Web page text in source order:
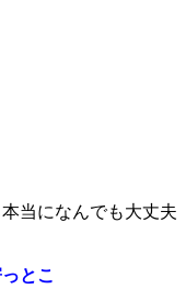
当になんでも大丈夫
とこ